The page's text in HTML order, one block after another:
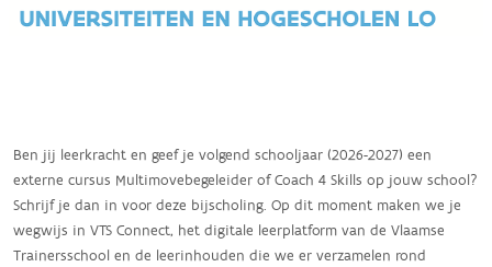
Ben jij leerkracht en geef je volgend schooljaar (2026-2027) een
externe cursus Multimovebegeleider of Coach 4 Skills op jouw school?
Schrijf je dan in voor deze bijscholing. Op dit moment maken we je
wegwijs in VTS Connect, het digitale leerplatform van de Vlaamse
Trainersschool en de leerinhouden die we er verzamelen rond